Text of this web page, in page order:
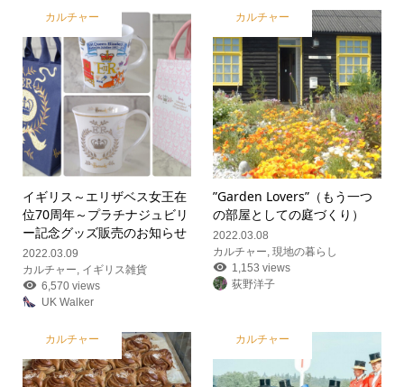
カルチャー
イギリス～エリザベス女王在
位70周年～ プラチナジュビリ
ー記念グッズ販売のお知らせ
2022.03.09
カルチャー, イギリス雑貨
6,570 views
UK Walker
カルチャー
”Garden Lovers”（もう一つ
の部屋としての庭づくり）
2022.03.08
カルチャー,現地の暮らし
1,153 views
荻野洋子
カルチャー カルチャー